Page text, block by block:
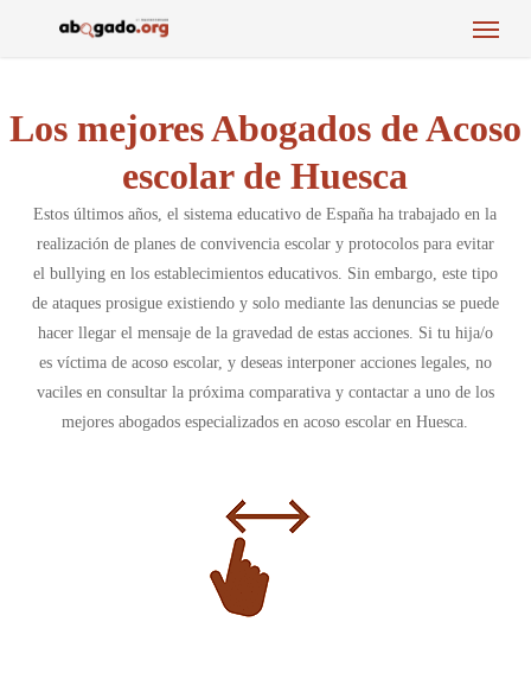
Menu
Los mejores Abogados de Acoso
escolar de Huesca
Estos últimos años, el sistema educativo de España ha trabajado en la
realización de planes de convivencia escolar y protocolos para evitar
el bullying en los establecimientos educativos. Sin embargo, este tipo
de ataques prosigue existiendo y solo mediante las denuncias se puede
hacer llegar el mensaje de la gravedad de estas acciones. Si tu hija/o
es víctima de acoso escolar, y deseas interponer acciones legales, no
vaciles en consultar la próxima comparativa y contactar a uno de los
mejores abogados especializados en acoso escolar en Huesca.